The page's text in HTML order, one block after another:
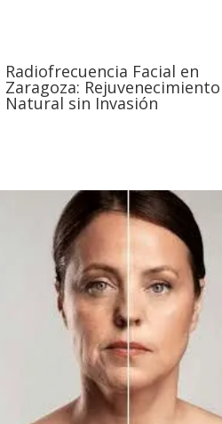
Radiofrecuencia Facial en
Zaragoza: Rejuvenecimiento
Natural sin Invasión